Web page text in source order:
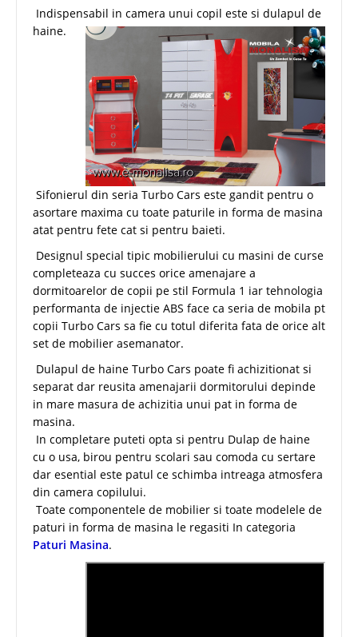
Indispensabil in camera unui copil este si dulapul de
haine.
Sifonierul din seria Turbo Cars este gandit pentru o
asortare maxima cu toate paturile in forma de masina
atat pentru fete cat si pentru baieti.
Designul special tipic mobilierului cu masini de curse
completeaza cu succes orice amenajare a
dormitoarelor de copii pe stil Formula 1 iar tehnologia
performanta de injectie ABS face ca seria de mobila pt
copii Turbo Cars sa fie cu totul diferita fata de orice alt
set de mobilier asemanator.
Dulapul de haine Turbo Cars poate fi achizitionat si
separat dar reusita amenajarii dormitorului depinde
in mare masura de achizitia unui pat in forma de
masina.
In completare puteti opta si pentru Dulap de haine
cu o usa, birou pentru scolari sau comoda cu sertare
dar esential este patul ce schimba intreaga atmosfera
din camera copilului.
Toate componentele de mobilier si toate modelele de
paturi in forma de masina le regasiti In categoria
Paturi Masina.